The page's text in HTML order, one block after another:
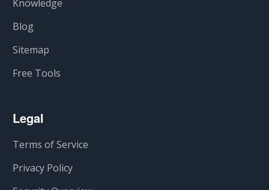
Knowledge
Blog
Sitemap
Free Tools
Legal
Terms of Service
Privacy Policy